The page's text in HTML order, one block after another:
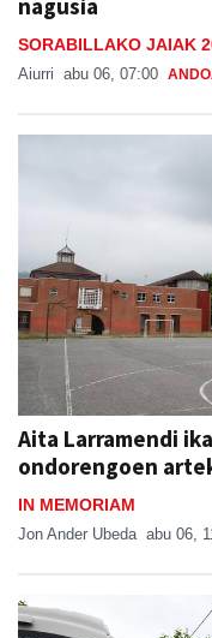
SORABILLAKO JAIAK
Aiurri abu 06, 07:00
Aita Larramendi
ondorengoen
IN MEMORIAM
Jon Ander Ubeda abu 06,